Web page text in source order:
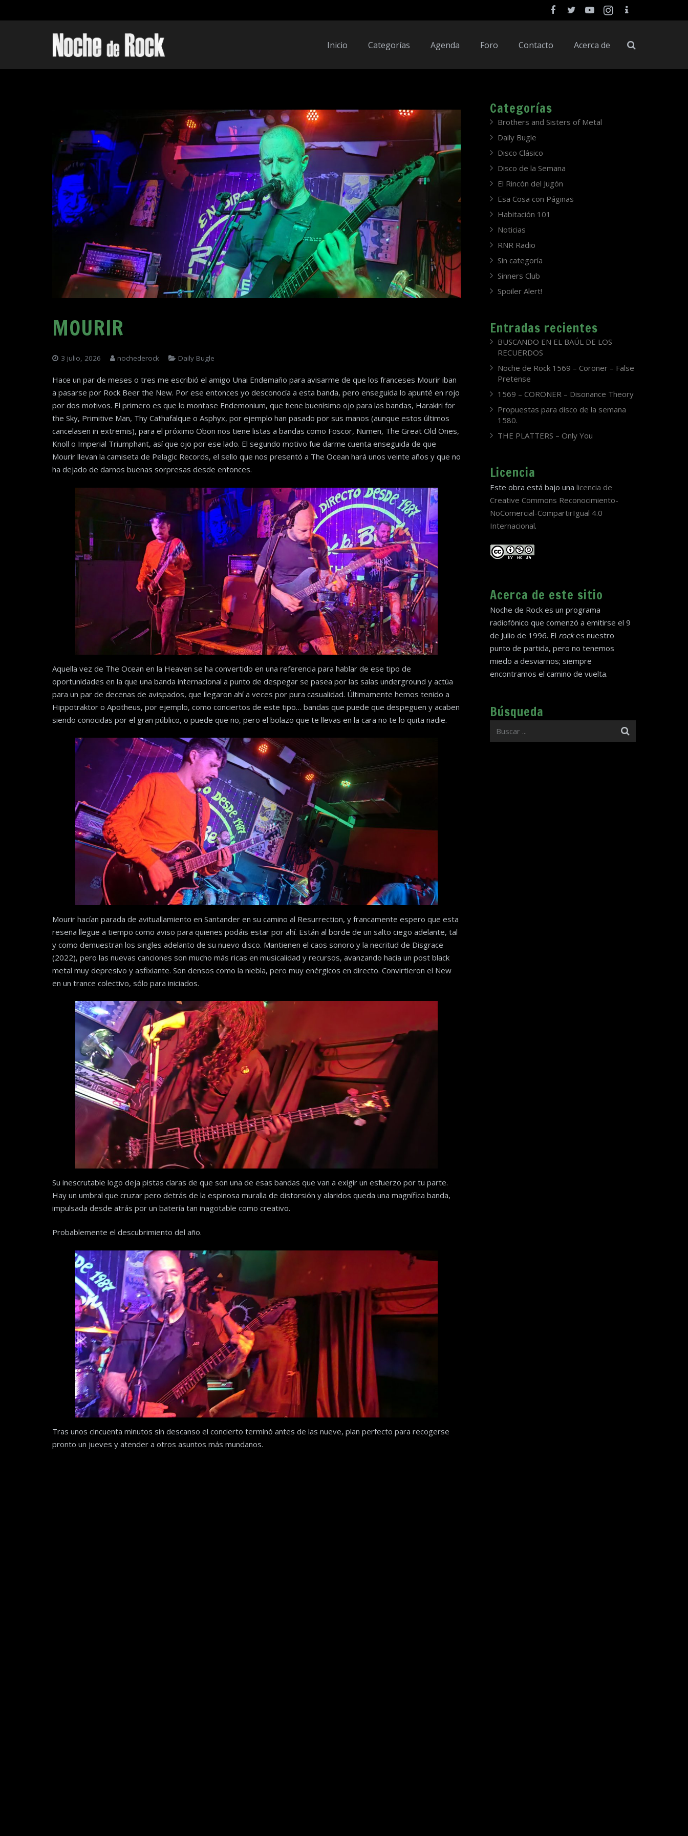
Inicio Categorías Agenda Foro Contacto Acerca de
MOURIR
3 julio, 2026 nochederock Daily Bugle
Hace un par de meses o tres me escribió el amigo Unai Endemaño para avisarme de que los franceses Mourir iban
a pasarse por Rock Beer the New. Por ese entonces yo desconocía a esta banda, pero enseguida lo apunté en rojo
por dos motivos. El primero es que lo montase Endemonium, que tiene buenísimo ojo para las bandas, Harakiri for
the Sky, Primitive Man, Thy Cathafalque o Asphyx, por ejemplo han pasado por sus manos (aunque estos últimos
cancelasen in extremis), para el próximo Obon nos tiene listas a bandas como Foscor, Numen, The Great Old Ones,
Knoll o Imperial Triumphant, así que ojo por ese lado. El segundo motivo fue darme cuenta enseguida de que
Mourir llevan la camiseta de Pelagic Records, el sello que nos presentó a The Ocean hará unos veinte años y que no
ha dejado de darnos buenas sorpresas desde entonces.
Aquella vez de The Ocean en la Heaven se ha convertido en una referencia para hablar de ese tipo de
oportunidades en la que una banda internacional a punto de despegar se pasea por las salas underground y actúa
para un par de decenas de avispados, que llegaron ahí a veces por pura casualidad. Últimamente hemos tenido a
Hippotraktor o Apotheus, por ejemplo, como conciertos de este tipo… bandas que puede que despeguen y acaben
siendo conocidas por el gran público, o puede que no, pero el bolazo que te llevas en la cara no te lo quita nadie.
Mourir hacían parada de avituallamiento en Santander en su camino al Resurrection, y francamente espero que esta
reseña llegue a tiempo como aviso para quienes podáis estar por ahí. Están al borde de un salto ciego adelante, tal
y como demuestran los singles adelanto de su nuevo disco. Mantienen el caos sonoro y la necritud de Disgrace
(2022), pero las nuevas canciones son mucho más ricas en musicalidad y recursos, avanzando hacia un post black
metal muy depresivo y asfixiante. Son densos como la niebla, pero muy enérgicos en directo. Convirtieron el New
en un trance colectivo, sólo para iniciados.
Su inescrutable logo deja pistas claras de que son una de esas bandas que van a exigir un esfuerzo por tu parte.
Hay un umbral que cruzar pero detrás de la espinosa muralla de distorsión y alaridos queda una magnífica banda,
impulsada desde atrás por un batería tan inagotable como creativo.
Probablemente el descubrimiento del año.
Tras unos cincuenta minutos sin descanso el concierto terminó antes de las nueve, plan perfecto para recogerse
pronto un jueves y atender a otros asuntos más mundanos.
Categorías
Brothers and Sisters of Metal
Daily Bugle
Disco Clásico
Disco de la Semana
El Rincón del Jugón
Esa Cosa con Páginas
Habitación 101
Noticias
RNR Radio
Sin categoría
Sinners Club
Spoiler Alert!
Entradas recientes
BUSCANDO EN EL BAÚL DE LOS
RECUERDOS
Noche de Rock 1569 – Coroner – False
Pretense
1569 – CORONER – Disonance Theory
Propuestas para disco de la semana
1580.
THE PLATTERS – Only You
Licencia
Este obra está bajo una licencia de
Creative Commons Reconocimiento-
NoComercial-CompartirIgual 4.0
Internacional.
Acerca de este sitio
Noche de Rock es un programa
radiofónico que comenzó a emitirse el 9
de Julio de 1996. El rockes nuestro
punto de partida, pero no tenemos
miedo a desviarnos; siempre
encontramos el camino de vuelta.
Búsqueda